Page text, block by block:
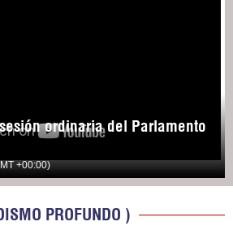
ordinaria del Parlamento
+00:00)
PROFUNDO )